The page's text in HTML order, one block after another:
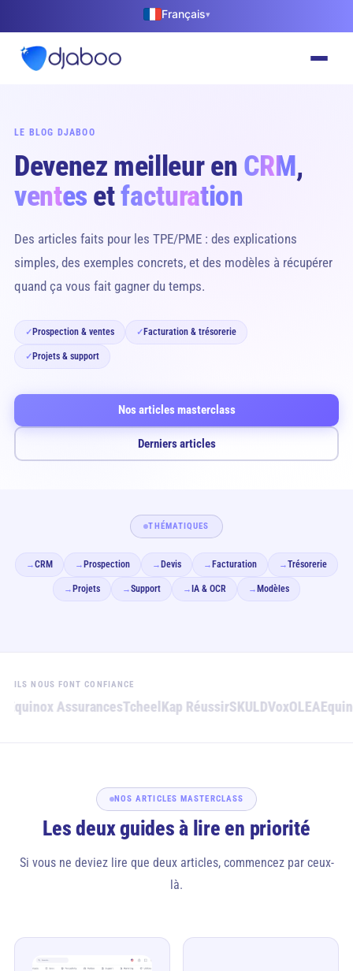
Français▾
LE BLOG DJABOO
Devenez meilleur en CRM,
ventes etfacturation
Des articles faits pour les TPE/PME : des explications
simples, des exemples concrets, et des modèles à récupérer
quand ça vous fait gagner du temps.
✓ Prospection & ventes ✓ Facturation & trésorerie
✓ Projets & support
Nos articles masterclass
Derniers articles
THÉMATIQUES
→CRM → Prospection → Devis → Facturation →Trésorerie
→ Projets →Support → IA & OCR → Modèles
ILS NOUS FONT CONFIANCE
Equinox AssurancesTcheelKap RéussirSKULDVoxOLEA
NOS ARTICLES MASTERCLASS
Les deux guides à lire en priorité
Si vous ne deviez lire que deux articles, commencez par ceux-
là.